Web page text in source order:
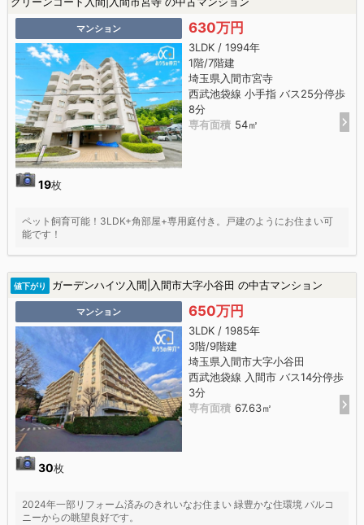
マンション
19枚
630万円
3LDK / 1994年
1階/7階建
埼玉県入間市宮寺
西武池袋線 小手指 バス25分停歩
8分
専有面積 54㎡
ペット飼育可能！3LDK+角部屋+専用庭付き。戸建のようにお住まい可
能です！
値下がり ガーデンハイツ入間|入間市大字小谷田 の中古マンション
マンション
30枚
650万円
3LDK / 1985年
3階/9階建
埼玉県入間市大字小谷田
西武池袋線 入間市 バス14分停歩
3分
専有面積 67.63㎡
2024年一部リフォーム済みのきれいなお住まい 緑豊かな住環境 バルコ
ニーからの眺望良好です。